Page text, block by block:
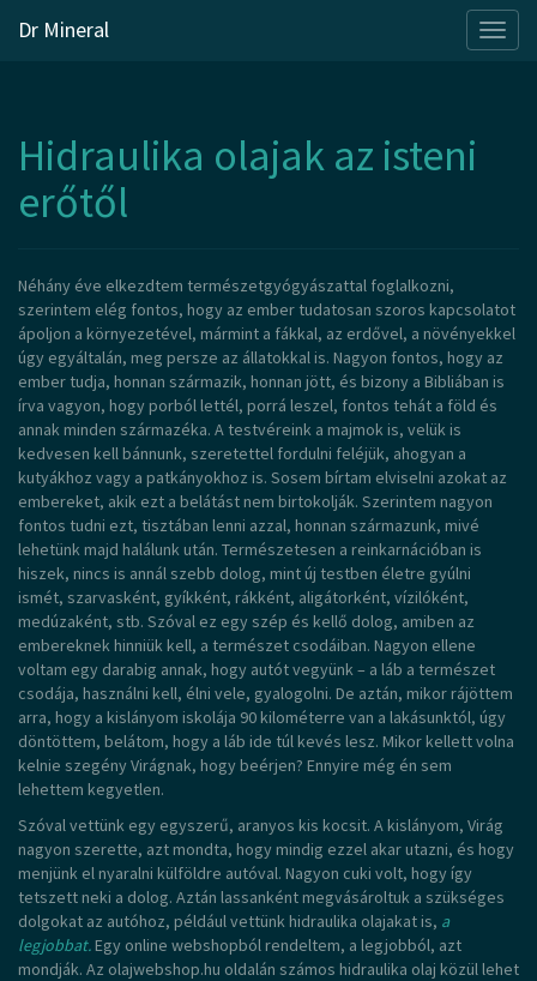
content
Dr Mineral
Hidraulika olajak az isteni
erőtől
Néhány éve elkezdtem természetgyógyászattal foglalkozni,
szerintem elég fontos, hogy az ember tudatosan szoros kapcsolatot
ápoljon a környezetével, mármint a fákkal, az erdővel, a növényekkel
úgy egyáltalán, meg persze az állatokkal is. Nagyon fontos, hogy az
ember tudja, honnan származik, honnan jött, és bizony a Bibliában is
írva vagyon, hogy porból lettél, porrá leszel, fontos tehát a föld és
annak minden származéka. A testvéreink a majmok is, velük is
kedvesen kell bánnunk, szeretettel fordulni feléjük, ahogyan a
kutyákhoz vagy a patkányokhoz is. Sosem bírtam elviselni azokat az
embereket, akik ezt a belátást nem birtokolják. Szerintem nagyon
fontos tudni ezt, tisztában lenni azzal, honnan származunk, mivé
lehetünk majd halálunk után. Természetesen a reinkarnációban is
hiszek, nincs is annál szebb dolog, mint új testben életre gyúlni
ismét, szarvasként, gyíkként, rákként, aligátorként, vízilóként,
medúzaként, stb. Szóval ez egy szép és kellő dolog, amiben az
embereknek hinniük kell, a természet csodáiban. Nagyon ellene
voltam egy darabig annak, hogy autót vegyünk – a láb a természet
csodája, használni kell, élni vele, gyalogolni. De aztán, mikor rájöttem
arra, hogy a kislányom iskolája 90 kilométerre van a lakásunktól, úgy
döntöttem, belátom, hogy a láb ide túl kevés lesz. Mikor kellett volna
kelnie szegény Virágnak, hogy beérjen? Ennyire még én sem
lehettem kegyetlen.
Szóval vettünk egy egyszerű, aranyos kis kocsit. A kislányom, Virág
nagyon szerette, azt mondta, hogy mindig ezzel akar utazni, és hogy
menjünk el nyaralni külföldre autóval. Nagyon cuki volt, hogy így
tetszett neki a dolog. Aztán lassanként megvásároltuk a szükséges
dolgokat az autóhoz, például vettünk hidraulika olajakat is, a
legjobbat.Egy online webshopból rendeltem, a legjobból, azt
mondják. Az olajwebshop.hu oldalán számos hidraulika olaj közül lehet